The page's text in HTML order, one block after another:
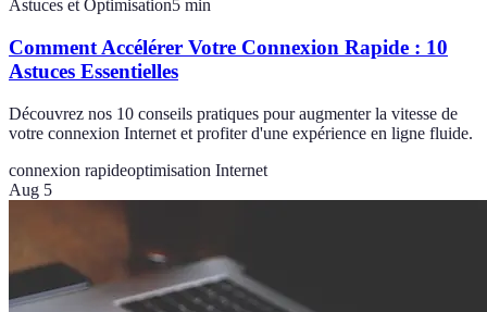
Astuces et Optimisation5 min
Comment Accélérer Votre Connexion Rapide : 10
Astuces Essentielles
Découvrez nos 10 conseils pratiques pour augmenter la vitesse de
votre connexion Internet et profiter d'une expérience en ligne fluide.
connexion rapideoptimisation Internet
Aug 5